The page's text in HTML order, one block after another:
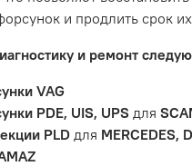
материалом,
диски сцепления,
ДТП, неправильной
износом.
системы или
и продлить срок
и ремонт
VAG
PDE, UIS, UPS для
PLD для MERCEDES,